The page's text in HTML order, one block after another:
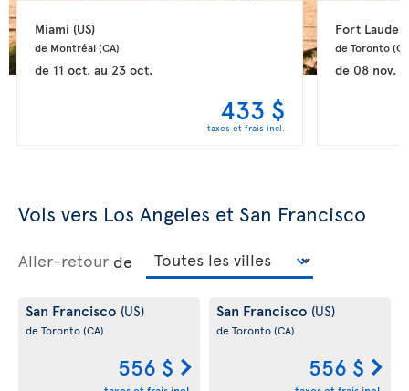
Miami (US)
de Montréal (CA)
de 11 oct.au 23 oct.
433 $
taxes et frais incl.
Fort
de Toronto
de 08 nov.
Vols vers Los Angeles et San Francisco
Aller-retour de
San Francisco (US)
de Toronto(CA)
556 $
San Francisco (US)
de Toronto(CA)
556 $